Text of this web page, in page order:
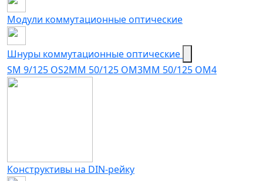
Модули коммутационные оптические
Шнуры коммутационные оптические
SM 9/125 OS2MM 50/125 OM3MM 50/125 OM4
Конструктивы на DIN-рейку